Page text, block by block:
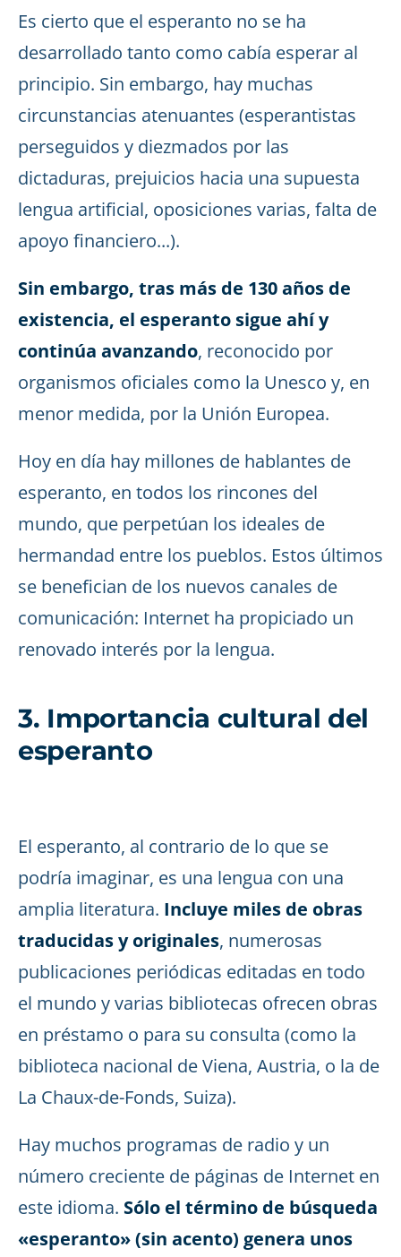
Es cierto que el esperanto no se ha
desarrollado tanto como cabía esperar al
principio. Sin embargo, hay muchas
circunstancias atenuantes (esperantistas
perseguidos y diezmados por las
dictaduras, prejuicios hacia una supuesta
lengua artificial, oposiciones varias, falta de
apoyo financiero...).
Sin embargo, tras más de 130 años de
existencia, el esperanto sigue ahí y
continúa avanzando, reconocido por
organismos oficiales como la Unesco y, en
menor medida, por la Unión Europea.
Hoy en día hay millones de hablantes de
esperanto, en todos los rincones del
mundo, que perpetúan los ideales de
hermandad entre los pueblos. Estos últimos
se benefician de los nuevos canales de
comunicación: Internet ha propiciado un
renovado interés por la lengua.
3. Importancia cultural del
esperanto
El esperanto, al contrario de lo que se
podría imaginar, es una lengua con una
amplia literatura. Incluye miles de obras
traducidas y originales, numerosas
publicaciones periódicas editadas en todo
el mundo y varias bibliotecas ofrecen obras
en préstamo o para su consulta (como la
biblioteca nacional de Viena, Austria, o la de
La Chaux-de-Fonds, Suiza).
Hay muchos programas de radio y un
número creciente de páginas de Internet en
este idioma. Sólo el término de búsqueda
«esperanto» (sin acento) genera unos